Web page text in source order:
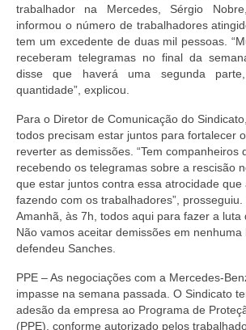
trabalhador na Mercedes, Sérgio
informou o número de trabalhadores
tem um excedente de duas mil pessoas.
receberam telegramas no final da
disse que haverá uma segunda
quantidade”, explicou.
Para o Diretor de Comunicação do
todos precisam estar juntos para fortalecer
reverter as demissões. “Tem companheiros
recebendo os telegramas sobre a rescisão
que estar juntos contra essa atrocidade que
fazendo com os trabalhadores”, prosseguiu.
Amanhã, às 7h, todos aqui para fazer a luta
Não vamos aceitar demissões em nenhuma
defendeu Sanches.
PPE – As negociações com a Mercedes-
impasse na semana passada. O Sindicato
adesão da empresa ao Programa de
(PPE), conforme autorizado pelos